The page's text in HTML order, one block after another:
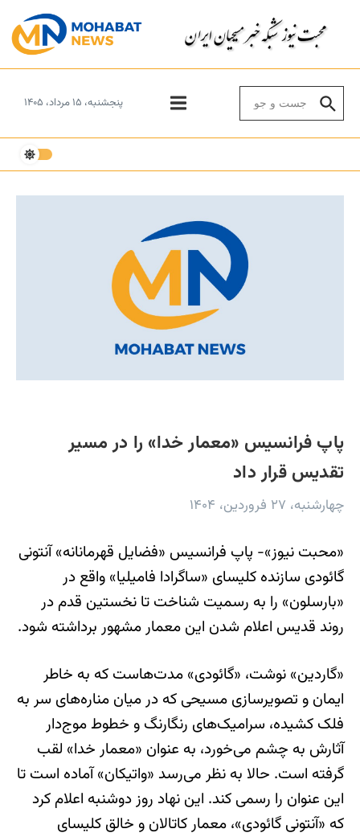
پنجشنبه، ۱۵ مرداد، ۱۴۰۵
پاپ فرانسیس «معمار خدا» را در مسیر
تقدیس قرار داد
چهارشنبه، ۲۷ فروردین، ۱۴۰۴
«محبت نیوز»- پاپ فرانسیس «فضایل قهرمانانه» آنتونی
گائودی سازنده کلیسای «ساگرادا فامیلیا» واقع در
«بارسلون» را به رسمیت شناخت تا نخستین قدم در
روند قدیس اعلام شدن این معمار مشهور برداشته شود.
«گاردین» نوشت، «گائودی» مدت‌هاست که به خاطر
ایمان و تصویرسازی مسیحی که در میان مناره‌های سر به
فلک کشیده، سرامیک‌های رنگارنگ و خطوط موج‌دار
آثارش به چشم می‌خورد، به عنوان «معمار خدا» لقب
گرفته است. حالا به نظر می‌رسد «واتیکان» آماده است تا
این عنوان را رسمی کند. این نهاد روز دوشنبه اعلام کرد
که «آنتونی گائودی»، معمار کاتالان و خالق کلیسای